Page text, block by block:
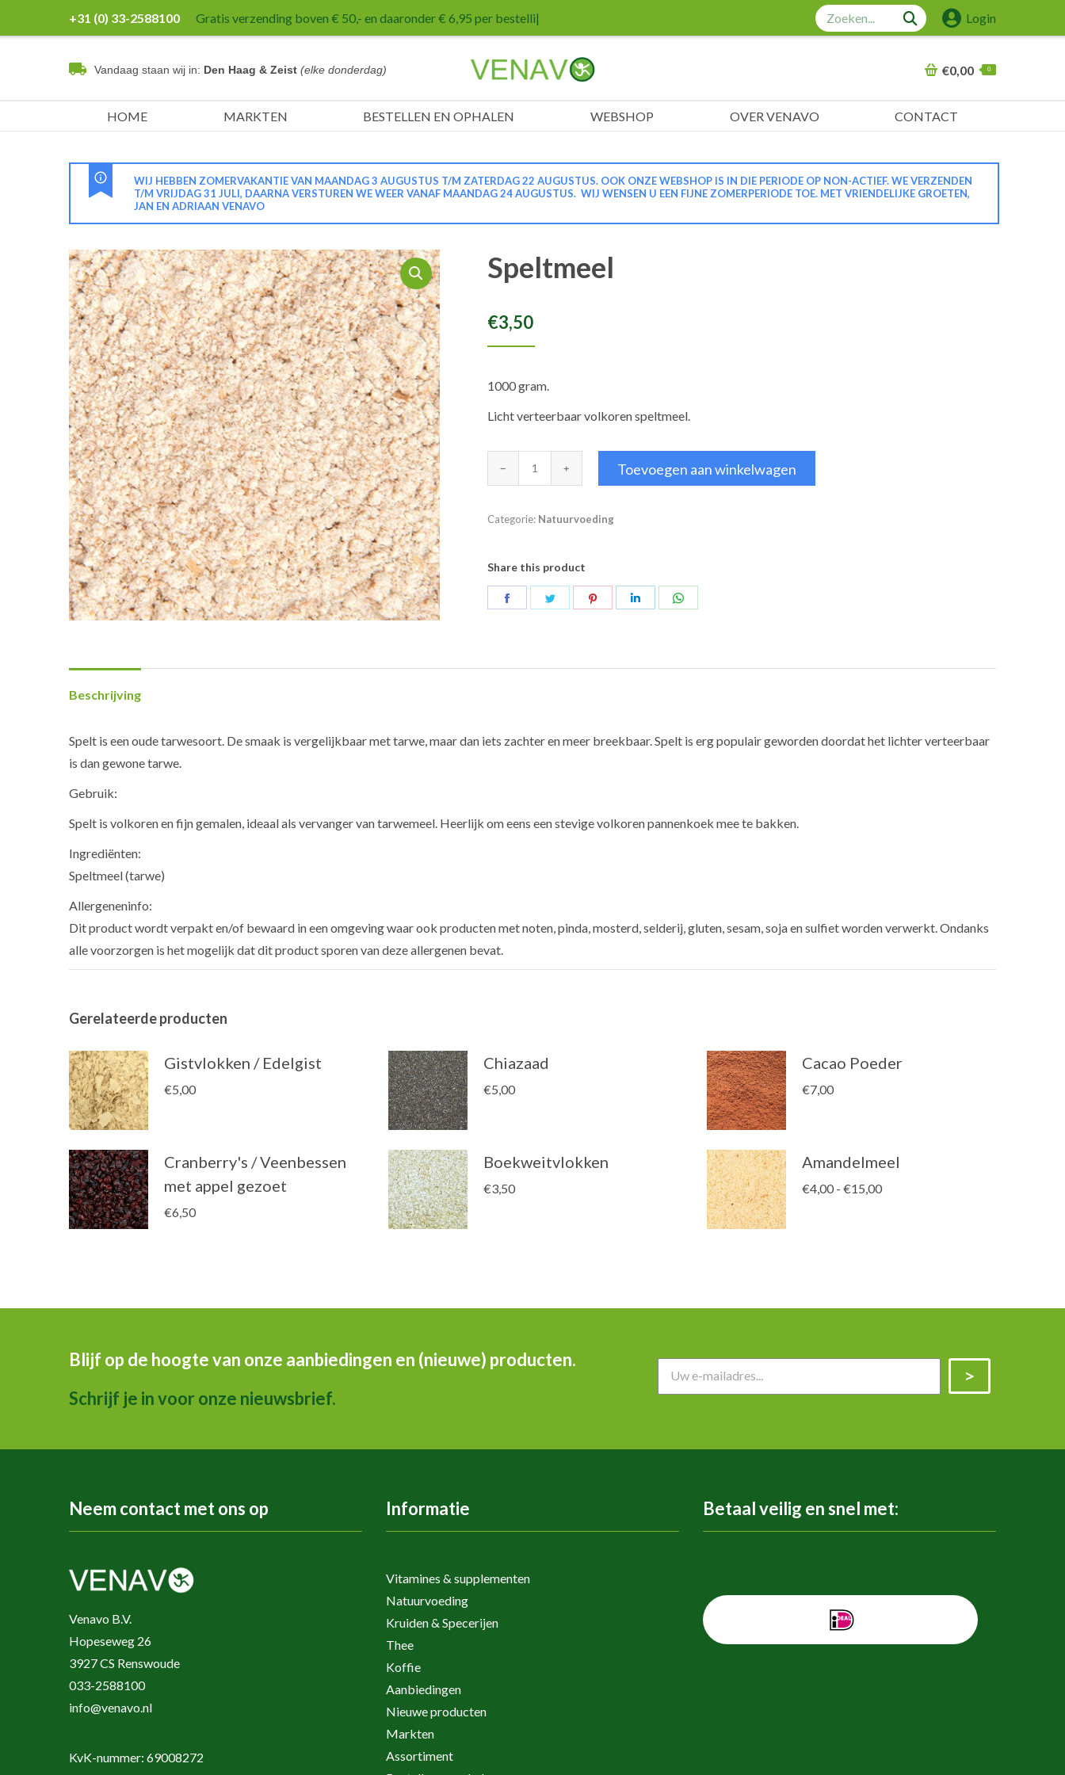
+31 (0) 33-2588100 Gratis verzending boven € 50,- en daaronder € 6,95 per bestelling. Zoeken: Login
Vandaag staan wij in: Den Haag & Zeist (elke donderdag) €0,00 0
HOME MARKTEN BESTELLEN EN OPHALEN WEBSHOP OVER VENAVO CONTACT
WIJ HEBBEN ZOMERVAKANTIE VAN MAANDAG 3 AUGUSTUS T/M ZATERDAG 22 AUGUSTUS. OOK ONZE WEBSHOP IS IN DIE PERIODE OP NON-ACTIEF. WE VERZENDEN
T/M VRIJDAG 31 JULI, DAARNA VERSTUREN WE WEER VANAF MAANDAG 24 AUGUSTUS. WIJ WENSEN U EEN FIJNE ZOMERPERIODE TOE. MET VRIENDELIJKE GROETEN,
JAN EN ADRIAAN VENAVO
Speltmeel
€3,50
1000 gram.
Licht verteerbaar volkoren speltmeel.
Speltmeel
aantal
Toevoegen aan winkelwagen
Categorie: Natuurvoeding
Share this product
Beschrijving
Spelt is een oude tarwesoort. De smaak is vergelijkbaar met tarwe, maar dan iets zachter en meer breekbaar. Spelt is erg populair geworden doordat het lichter verteerbaar
is dan gewone tarwe.
Gebruik:
Spelt is volkoren en fijn gemalen, ideaal als vervanger van tarwemeel. Heerlijk om eens een stevige volkoren pannenkoek mee te bakken.
Ingrediënten:
Speltmeel (tarwe)
Allergeneninfo:
Dit product wordt verpakt en/of bewaard in een omgeving waar ook producten met noten, pinda, mosterd, selderij, gluten, sesam, soja en sulfiet worden verwerkt. Ondanks
alle voorzorgen is het mogelijk dat dit product sporen van deze allergenen bevat.
Gerelateerde producten
Gistvlokken / Edelgist
€5,00
Chiazaad
€5,00
Cacao Poeder
€7,00
Cranberry's / Veenbessen
met appel gezoet
€6,50
Boekweitvlokken
€3,50
Amandelmeel
€4,00 - €15,00Prijsklasse:
Blijf op de hoogte van onze aanbiedingen en (nieuwe) producten.
Schrijf je in voor onze nieuwsbrief.
Neem contact met ons op
Venavo B.V.
Hopeseweg 26
3927 CS Renswoude
033-2588100
info@venavo.nl
KvK-nummer: 69008272
Informatie
Vitamines & supplementen
Natuurvoeding
Kruiden & Specerijen
Thee
Koffie
Aanbiedingen
Nieuwe producten
Markten
Assortiment
Betaal veilig en snel met: